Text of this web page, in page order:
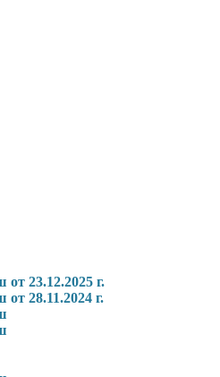
23.12.2025 г.
28.11.2024 г.